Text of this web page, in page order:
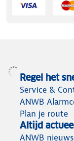
Regel het
Service &
ANWB
Plan je route
Altijd
ANWB